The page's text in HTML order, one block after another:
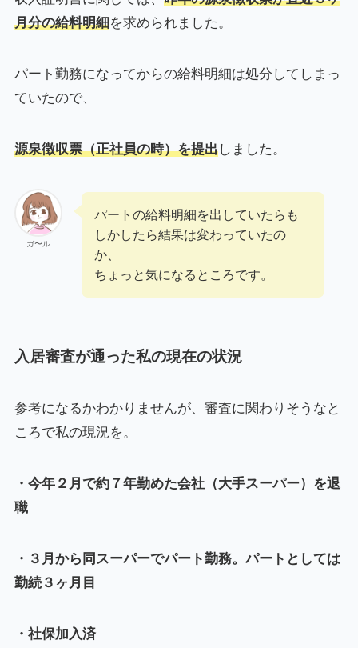
月分の給料明細を求められました。
パート勤務になってからの給料明細は処分してしまっ
ていたので、
源泉徴収票（正社員の時）を提出しました。
ガ〜ル
パートの給料明細を出していたらも
しかしたら結果は変わっていたの
か、
ちょっと気になるところです。
入居審査が通った私の現在の状況
参考になるかわかりませんが、審査に関わりそうなと
ころで私の現況を。
・今年２月で約７年勤めた会社（大手スーパー）を退
職
・３月から同スーパーでパート勤務。パートとしては
勤続３ヶ月目
・社保加入済